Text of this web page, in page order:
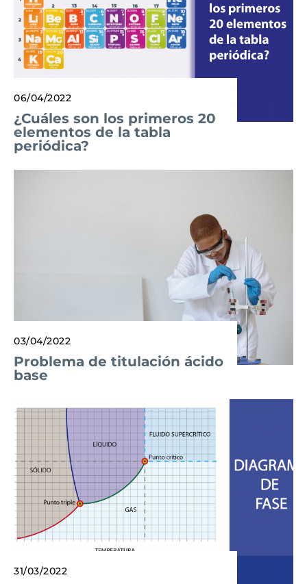
06/04/2022
¿Cuáles son los primeros 20
elementos de la tabla
periódica?
03/04/2022
Problema de titulación ácido
base
31/03/2022